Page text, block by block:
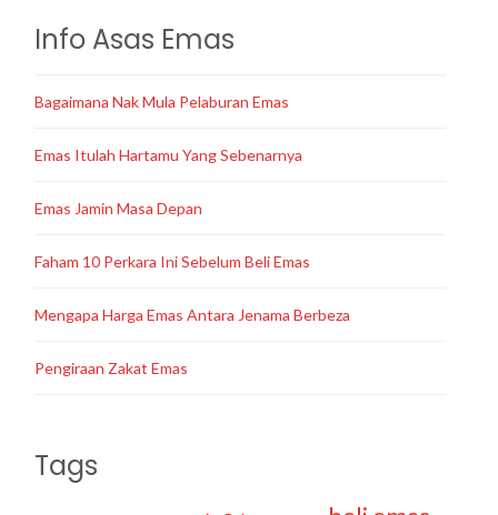
Info Asas Emas
Bagaimana Nak Mula Pelaburan Emas
Emas Itulah Hartamu Yang Sebenarnya
Emas Jamin Masa Depan
Faham 10 Perkara Ini Sebelum Beli Emas
Mengapa Harga Emas Antara Jenama Berbeza
Pengiraan Zakat Emas
Tags